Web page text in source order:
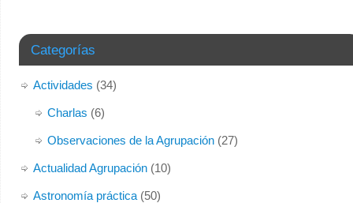
Categorías
Actividades (34)
Charlas (6)
Observaciones de la Agrupación(27)
Actualidad Agrupación(10)
Astronomía práctica(50)